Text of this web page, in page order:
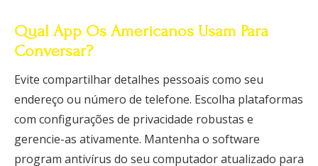
Qual App Os Americanos Usam Para
Conversar?
Evite compartilhar detalhes pessoais como seu
endereço ou número de telefone. Escolha plataformas
com configurações de privacidade robustas e
gerencie-as ativamente. Mantenha o software
program antivírus do seu computador atualizado para